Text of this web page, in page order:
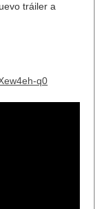
tráiler a
q0